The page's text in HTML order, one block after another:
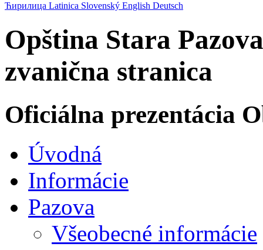
Ћирилица Latinica Slovenský English Deutsch
Opština Stara
zvanična stranica
Oficiálna prezentácia
Úvodná
Informácie
Pazova
Všeobecné informácie